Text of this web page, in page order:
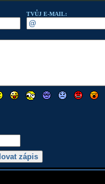
TVŮJ E-MAIL: